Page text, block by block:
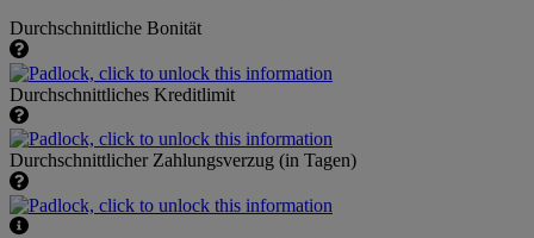
Durchschnittliche Bonität
Durchschnittliches Kreditlimit
Durchschnittlicher Zahlungsverzug (in Tagen)